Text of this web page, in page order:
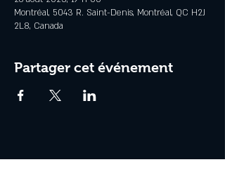
Montréal, 5043 R. Saint-Denis, Montréal, QC H2J
2L8, Canada
Partager cet événement